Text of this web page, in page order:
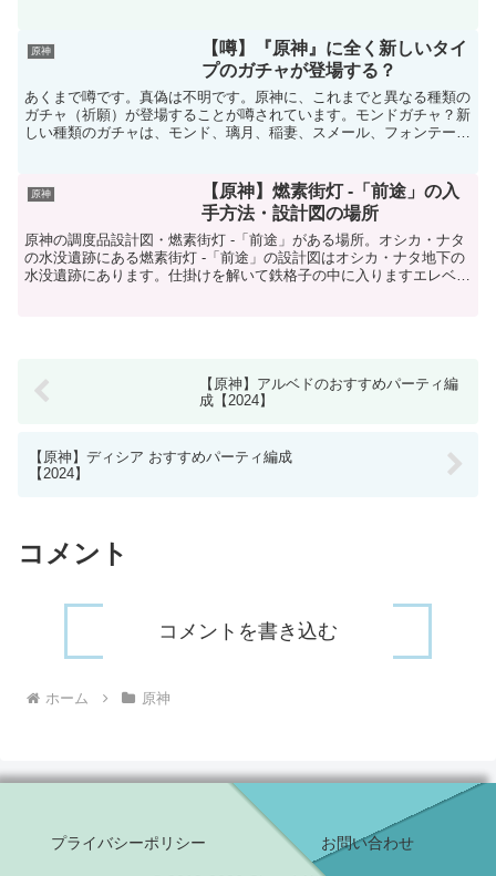
原神
【噂】『原神』に全く新しいタイ
プのガチャが登場する？
あくまで噂です。真偽は不明です。原神に、これまでと異なる種類の
ガチャ（祈願）が登場することが噂されています。モンドガチャ？新
しい種類のガチャは、モンド、璃月、稲妻、スメール、フォンテーヌ
原神
【原神】燃素街灯 -「前途」の入
手方法・設計図の場所
原神の調度品設計図・燃素街灯 -「前途」がある場所。オシカ・ナタ
の水没遺跡にある燃素街灯 -「前途」の設計図はオシカ・ナタ地下の
水没遺跡にあります。仕掛けを解いて鉄格子の中に入りますエレベー
【原神】アルベドのおすすめパーティ編
成【2024】
【原神】ディシア おすすめパーティ編成
【2024】
コメント
コメントを書き込む
ホーム 原神
プライバシーポリシー お問い合わせ